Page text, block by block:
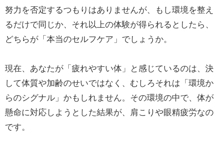
努力を否定するつもりはありませんが、もし環境を整え
るだけで同じか、それ以上の体験が得られるとしたら、
どちらが「本当のセルフケア」でしょうか。
現在、あなたが「疲れやすい体」と感じているのは、決
して体質や加齢のせいではなく、むしろそれは「環境か
らのシグナル」かもしれません。その環境の中で、体が
懸命に対応しようとした結果が、肩こりや眼精疲労なの
です。